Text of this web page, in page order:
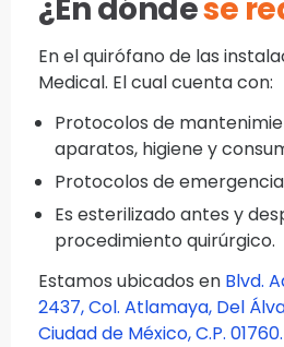
¿En dóndese
En el quirófano de las
Medical. El cual cuenta con:
Protocolos de
aparatos, higiene y
Protocolos de emergencia
Es esterilizado antes y
procedimiento quirúrgico.
Estamos ubicados en Blvd.
2437, Col. Atlamaya, Del
Ciudad de México, C.P. 01760.